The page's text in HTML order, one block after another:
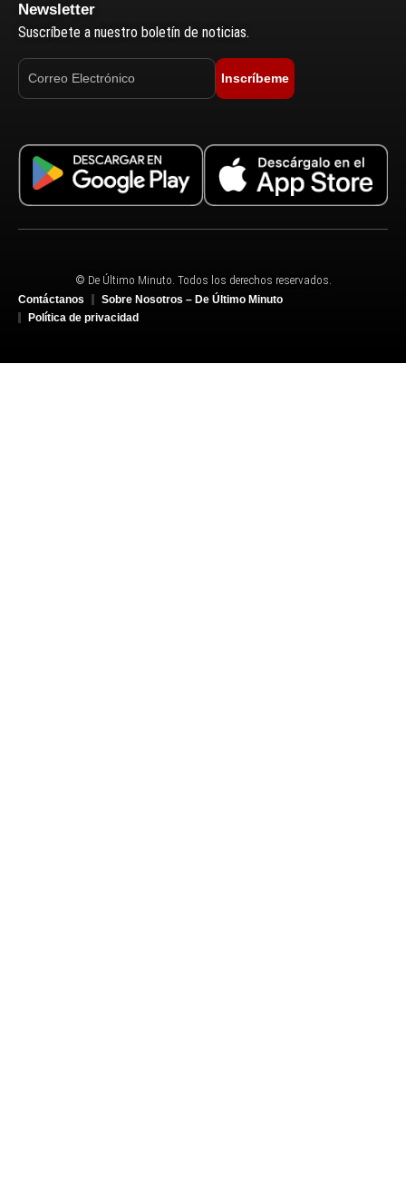
Newsletter
Suscríbete a nuestro boletín de noticias.
Inscríbeme
© De Último Minuto. Todos los derechos reservados.
Contáctanos
Sobre Nosotros – De Último Minuto
Política de privacidad